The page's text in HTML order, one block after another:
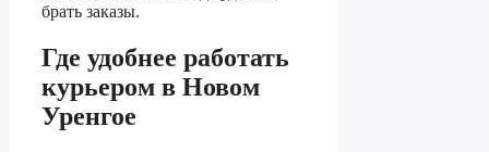
брать заказы.
Где удобнее работать
курьером в Новом
Уренгое